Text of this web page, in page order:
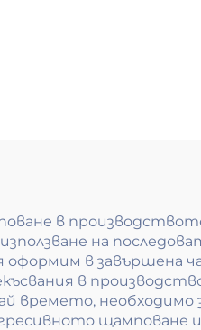
в
на
я оформим в
в
времето,
щамповане